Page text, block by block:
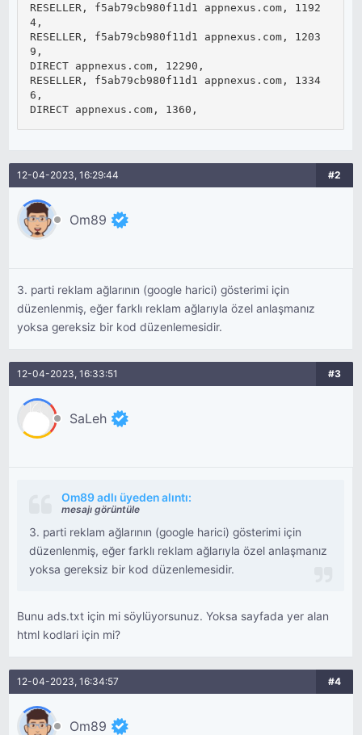
RESELLER, f5ab79cb980f11d1 appnexus.com, 1192
4,
RESELLER, f5ab79cb980f11d1 appnexus.com, 1203
9,
DIRECT appnexus.com, 12290,
RESELLER, f5ab79cb980f11d1 appnexus.com, 1334
6,
DIRECT appnexus.com, 1360,
12-04-2023, 16:29:44 #2
Om89
3. parti reklam ağlarının (google harici) gösterimi için
düzenlenmiş, eğer farklı reklam ağlarıyla özel anlaşmanız
yoksa gereksiz bir kod düzenlemesidir.
12-04-2023, 16:33:51 #3
SaLeh
Om89 adlı üyeden alıntı:
mesajı görüntüle
3. parti reklam ağlarının (google harici) gösterimi için
düzenlenmiş, eğer farklı reklam ağlarıyla özel anlaşmanız
yoksa gereksiz bir kod düzenlemesidir.
Bunu ads.txt için mi söylüyorsunuz. Yoksa sayfada yer alan
html kodlari için mi?
12-04-2023, 16:34:57 #4
Om89